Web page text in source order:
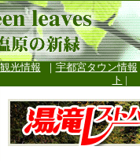
光情報 ｜ 宇都宮タウン情報
ト |